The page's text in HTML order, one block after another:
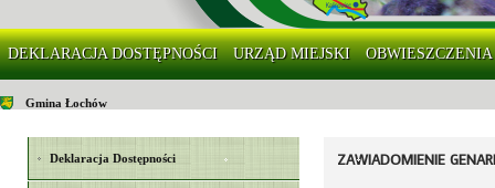
DEKLARACJA DOSTĘPNOŚCI URZĄD MIEJSKI OBWIESZCZENIA
Gmina Łochów
Deklaracja Dostępności ZAWIADOMIENIE